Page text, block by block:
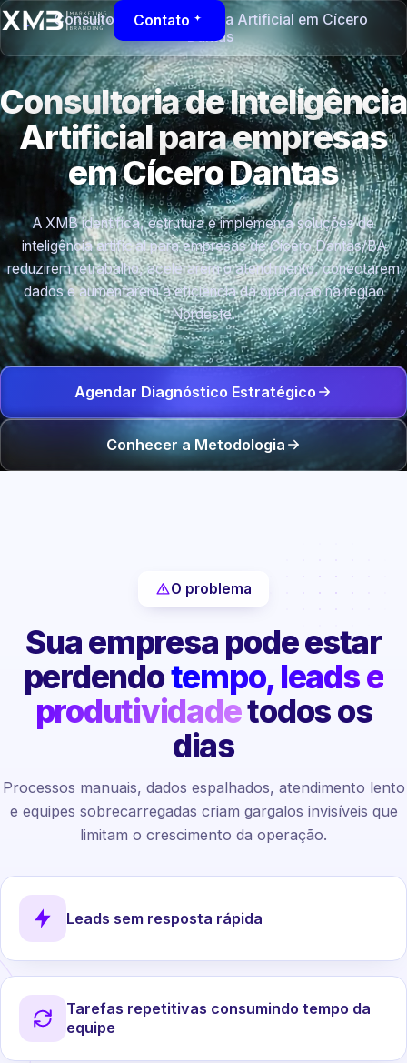
Contato
Consultoria de Inteligência Artificial em Cícero
Dantas
Consultoria de Inteligência
Artificial para empresas
em Cícero Dantas
A XMB identifica, estrutura e implementa soluções de
inteligência artificial para empresas de Cícero Dantas/BA
reduzirem retrabalho, acelerarem o atendimento, conectarem
dados e aumentarem a eficiência da operação na região
Nordeste.
Agendar Diagnóstico Estratégico
Conhecer a Metodologia
O problema
Sua empresa pode estar
perdendotempo, leads e
produtividadetodos os
dias
Processos manuais, dados espalhados, atendimento lento
e equipes sobrecarregadas criam gargalos invisíveis que
limitam o crescimento da operação.
Leads sem resposta rápida
Tarefas repetitivas consumindo tempo da
equipe